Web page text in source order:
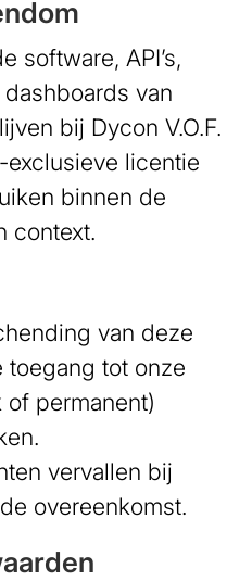
software, API’s,
van
bij Dycon V.O.F.
licentie
binnen de
context.
van deze
toegang tot onze
permanent)
vervallen bij
overeenkomst.